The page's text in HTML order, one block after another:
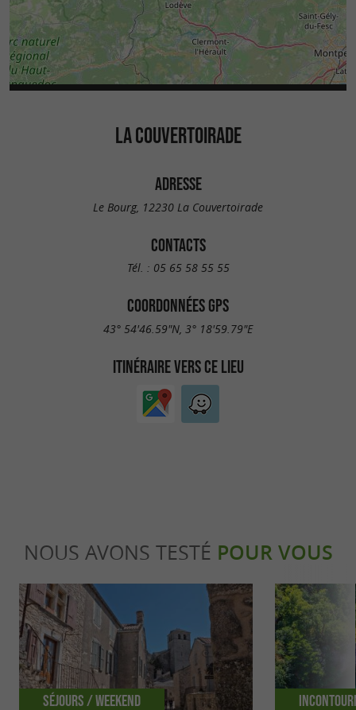
LA COUVERTOIRADE
ADRESSE
Le Bourg, 12230 La Couvertoirade
CONTACTS
Tél. : 05 65 58 55 55
COORDONNÉES GPS
43° 54'46.59"N, 3° 18'59.79"E
ITINÉRAIRE VERS CE LIEU
NOUS AVONS TESTÉ POUR VOUS
Séjours / Weekend